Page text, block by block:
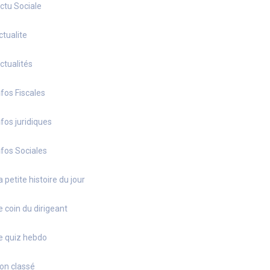
Sociale
Fiscales
juridiques
Sociales
petite histoire du jour
coin du dirigeant
quiz hebdo
classé